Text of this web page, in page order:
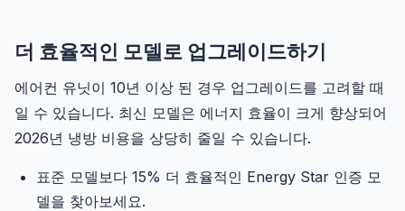
더 효율적인 모델로 업그레이드하기
에어컨 유닛이 10년 이상 된 경우 업그레이드를 고려할 때
일 수 있습니다. 최신 모델은 에너지 효율이 크게 향상되어
2026년 냉방 비용을 상당히 줄일 수 있습니다.
표준 모델보다 15% 더 효율적인 Energy Star 인증 모
델을 찾아보세요.